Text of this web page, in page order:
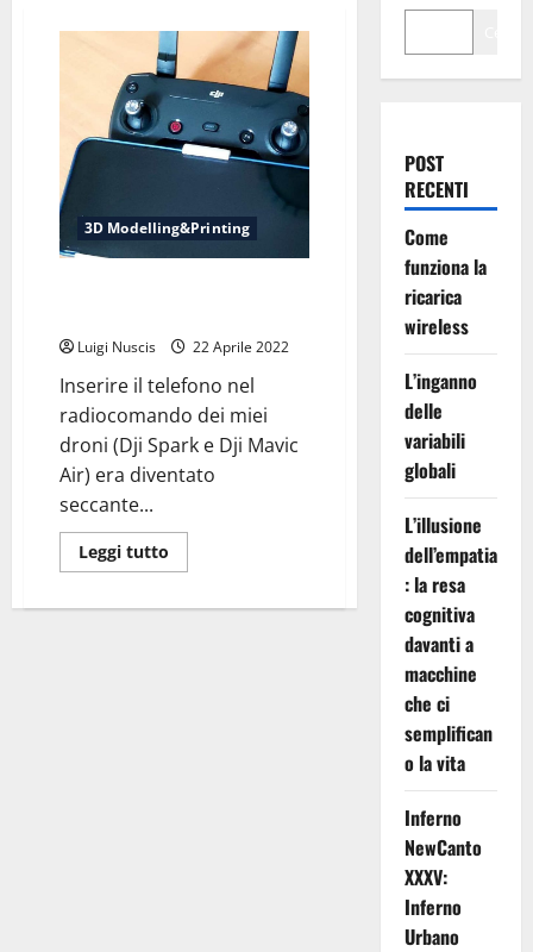
3D Modelling&Printing
Luigi Nuscis 22 Aprile 2022
Inserire il telefono nel
radiocomando dei miei
droni (Dji Spark e Dji Mavic
Air) era diventato
seccante...
Leggi tutto
di
Supporto
POST
RECENTI
Come
funziona la
ricarica
wireless
L’inganno
delle
variabili
globali
L’illusione
dell’empatia
: la resa
cognitiva
davanti a
macchine
che ci
semplifican
o la vita
Inferno
NewCanto
XXXV:
Inferno
Urbano